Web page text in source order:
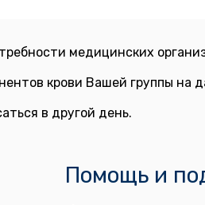
медицинских
крови Вашей группы на
в другой день.
Помощь и